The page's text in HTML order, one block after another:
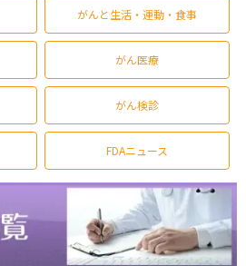
がんと生活・運動・食事
がん医療
がん検診
FDAニュース